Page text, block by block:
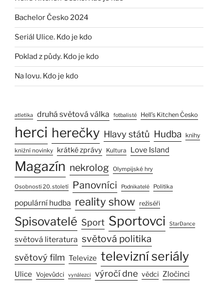
Bachelor Česko 2024
Seriál Ulice. Kdo je kdo
Poklad z půdy. Kdo je kdo
Na lovu. Kdo je kdo
atletika druhá světová válka fotbalisté Hell’s Kitchen Česko
herci herečky Hlavy států Hudba knihy
knižní novinky krátké zprávy Kultura Love Island
Magazín nekrolog Olympijské hry
Osobnosti 20. století Panovníci Podnikatelé Politika
populární hudba reality show režiséři
Spisovatelé Sport Sportovci StarDance
světová literatura světová politika
světový film Televize televizní seriály
Ulice Vojevůdci vynálezci výročí dne vědci Zločinci